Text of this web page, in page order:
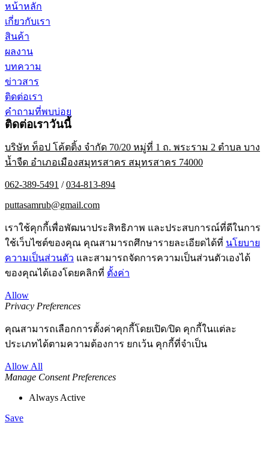
หน้าหลัก
เกี่ยวกับเรา
สินค้า
ผลงาน
บทความ
ข่าวสาร
ติดต่อเรา
คำถามที่พบบ่อย
ติดต่อเราวันนี้
บริษัท ท็อป โค้ตติ้ง จำกัด 70/20 หมู่ที่ 1 ถ. พระราม 2 ตำบล บาง
น้ำจืด อำเภอเมืองสมุทรสาคร สมุทรสาคร 74000
062-389-5491 /034-813-894
puttasamrub@gmail.com
เราใช้คุกกี้เพื่อพัฒนาประสิทธิภาพ และประสบการณ์ที่ดีในการ
ใช้เว็บไซต์ของคุณ คุณสามารถศึกษารายละเอียดได้ที่ นโยบาย
ความเป็นส่วนตัว และสามารถจัดการความเป็นส่วนตัวเองได้
ของคุณได้เองโดยคลิกที่ ตั้งค่า
Allow
Privacy Preferences
คุณสามารถเลือกการตั้งค่าคุกกี้โดยเปิด/ปิด คุกกี้ในแต่ละ
ประเภทได้ตามความต้องการ ยกเว้น คุกกี้ที่จำเป็น
Allow All
Manage Consent Preferences
Always Active
Save